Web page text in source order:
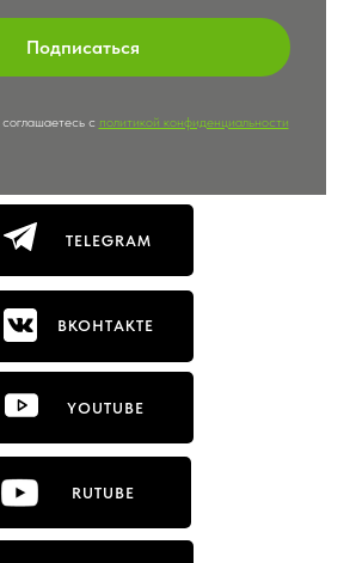
Подписаться
с политикой конфиденциальности
TELEGRAM
YOUTUBE
ВКОНТАКТЕ
RUTUBE